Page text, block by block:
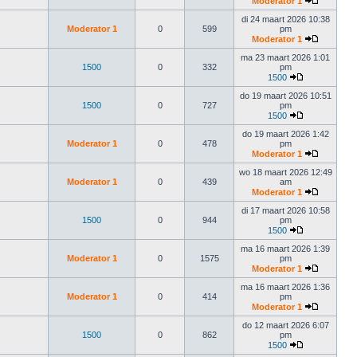
Moderator 1 0 599
di 24 maart 2026 10:38
pm
Moderator 1
1500 0 332
ma 23 maart 2026 1:01
pm
1500
1500 0 727
do 19 maart 2026 10:51
pm
1500
Moderator 1 0 478
do 19 maart 2026 1:42
pm
Moderator 1
Moderator 1 0 439
wo 18 maart 2026 12:49
am
Moderator 1
1500 0 944
di 17 maart 2026 10:58
pm
1500
Moderator 1 0 1575
ma 16 maart 2026 1:39
pm
Moderator 1
Moderator 1 0 414
ma 16 maart 2026 1:36
pm
Moderator 1
1500 0 862
do 12 maart 2026 6:07
pm
1500